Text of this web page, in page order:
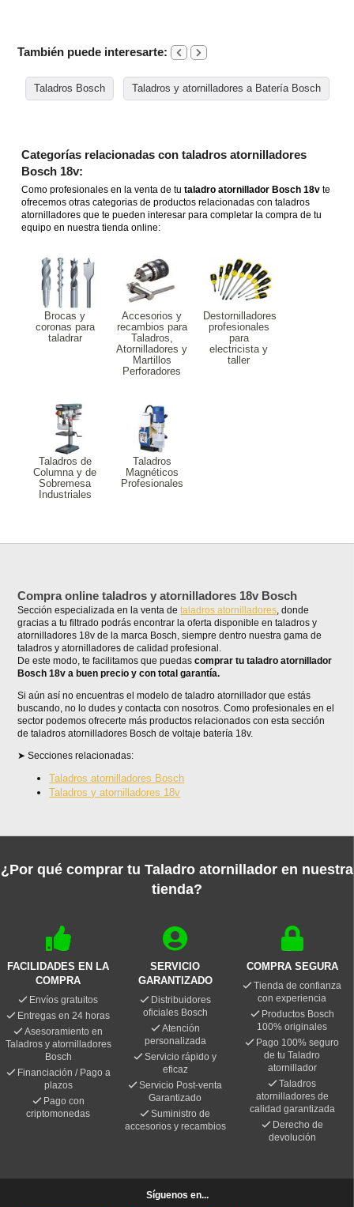
También puede interesarte:
Taladros Bosch Taladros y atornilladores a Batería Bosch
Categorías relacionadas con taladros atornilladores
Bosch 18v:
Como profesionales en la venta de tutaladro atornillador Bosch 18v te
ofrecemos otras categorias de productos relacionadas con taladros
atornilladores que te pueden interesar para completar la compra de tu
equipo en nuestra tienda online:
Brocas y
coronas para
taladrar
Accesorios y
recambios para
Taladros,
Atornilladores y
Martillos
Perforadores
Destornilladores
profesionales
para
electricista y
taller
Taladros de
Columna y de
Sobremesa
Industriales
Taladros
Magnéticos
Profesionales
Compra online taladros y atornilladores 18v Bosch
Sección especializada en la venta detaladros atornilladores, donde
gracias a tu filtrado podrás encontrar la oferta disponible en taladros y
atornilladores 18v de la marca Bosch, siempre dentro nuestra gama de
taladros y atornilladores de calidad profesional.
De este modo, te facilitamos que puedascomprar tu taladro atornillador
Bosch 18v a buen precio y con total garantía.
Si aún así no encuentras el modelo de taladro atornillador que estás
buscando, no lo dudes y contacta con nosotros. Como profesionales en el
sector podemos ofrecerte más productos relacionados con esta sección
de taladros atornilladores Bosch de voltaje batería 18v.
Secciones relacionadas:
Taladros atornilladores Bosch
Taladros y atornilladores 18v
¿Por qué comprar tu Taladro atornillador en nuestra
tienda?
FACILIDADES EN LA
COMPRA
Envíos gratuitos
Entregas en 24 horas
Asesoramiento en
Taladros y atornilladores
Bosch
Financiación / Pago a
plazos
Pago con
criptomonedas
SERVICIO
GARANTIZADO
Distribuidores
oficiales Bosch
Atención
personalizada
Servicio rápido y
eficaz
Servicio Post-venta
Garantizado
Suministro de
accesorios y recambios
COMPRA SEGURA
Tienda de confianza
con experiencia
Productos Bosch
100% originales
Pago 100% seguro
de tu Taladro
atornillador
Taladros
atornilladores de
calidad garantizada
Derecho de
devolución
Síguenos en...